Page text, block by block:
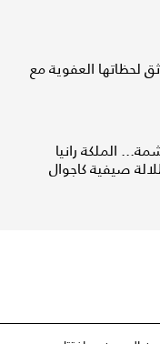
لحظاتها العفوية مع
الملكة رانيا
صيفية كاجوال